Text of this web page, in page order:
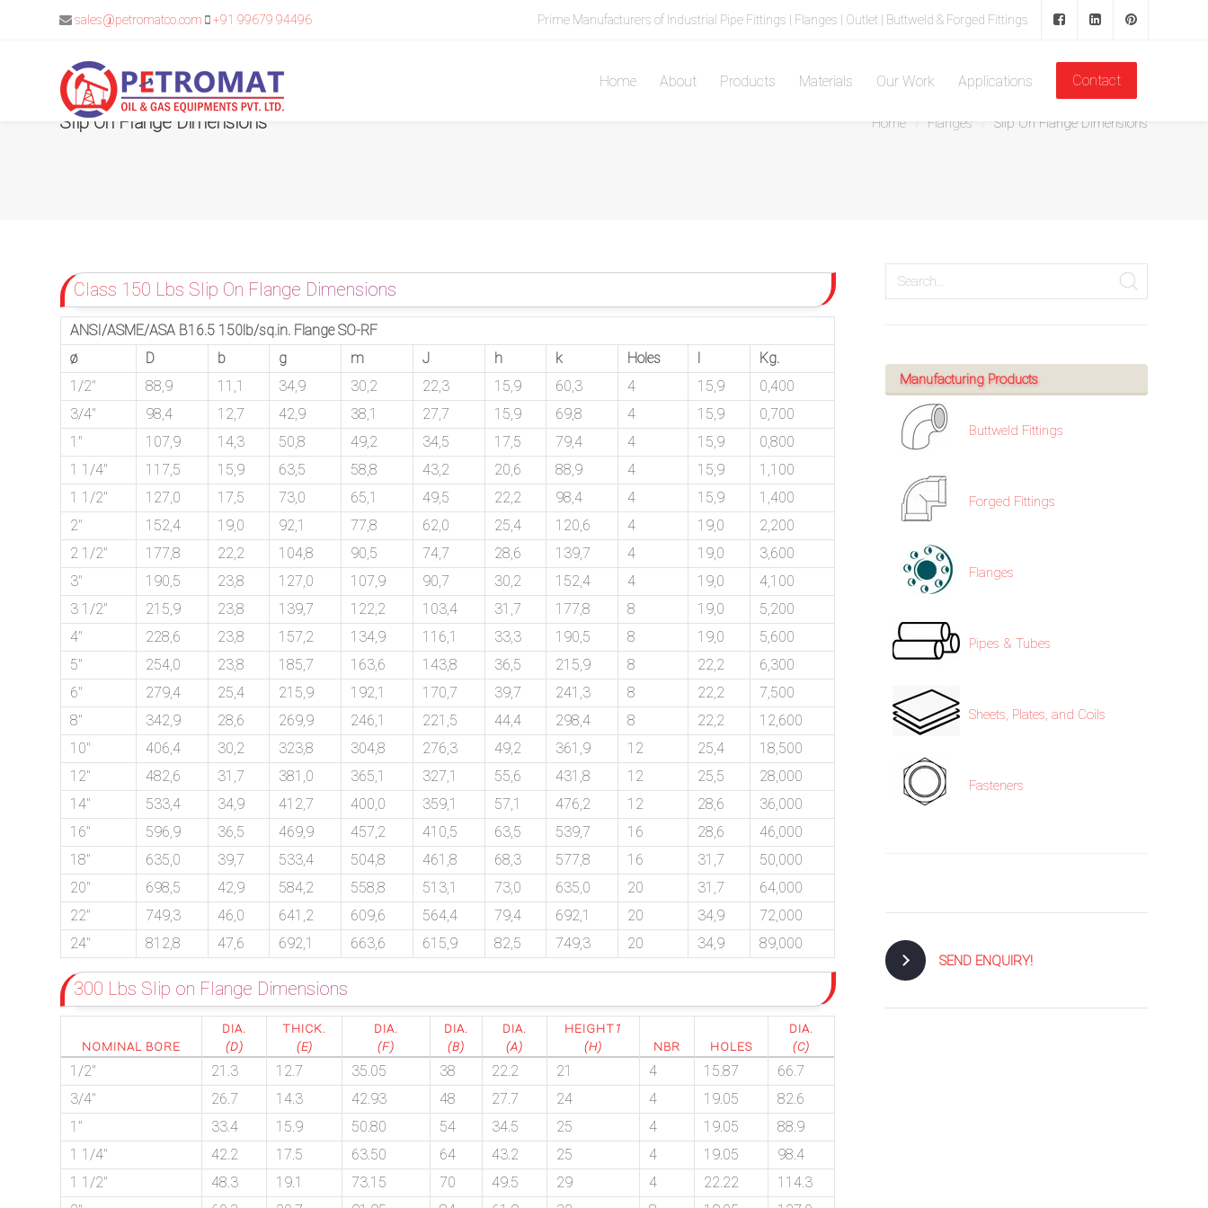
sales@petromatco.com +91 99679 94496 Prime Manufacturers of Industrial Pipe Fittings | Flanges | Outlet | Buttweld & Forged Fittings
Home About Products Materials Our Work Applications Contact
Slip On Flange Dimensions Home Flanges Slip On Flange Dimensions
Class 150 Lbs Slip On Flange Dimensions
ANSI/ASME/ASA B16.5 150lb/sq.in. Flange SO-RF
ø
D b g m J h k Holes l
Kg.
1/2″
88,9 11,1 34,9 30,2 22,3 15,9 60,3 4 15,9
0,400
3/4″
98,4 12,7 42,9 38,1 27,7 15,9 69,8 4 15,9
0,700
1″
107,9 14,3 50,8 49,2 34,5 17,5 79,4 4 15,9
0,800
1 1/4″
117,5 15,9 63,5 58,8 43,2 20,6 88,9 4 15,9
1,100
1 1/2″
127,0 17,5 73,0 65,1 49,5 22,2 98,4 4 15,9
1,400
2″
152,4 19,0 92,1 77,8 62,0 25,4 120,6 4 19,0
2,200
2 1/2″
177,8 22,2 104,8 90,5 74,7 28,6 139,7 4 19,0
3,600
3″
190,5 23,8 127,0 107,9 90,7 30,2 152,4 4 19,0
4,100
3 1/2″
215,9 23,8 139,7 122,2 103,4 31,7 177,8 8 19,0
5,200
4″
228,6 23,8 157,2 134,9 116,1 33,3 190,5 8 19,0
5,600
5″
254,0 23,8 185,7 163,6 143,8 36,5 215,9 8 22,2
6,300
6″
279,4 25,4 215,9 192,1 170,7 39,7 241,3 8 22,2
7,500
8″
342,9 28,6 269,9 246,1 221,5 44,4 298,4 8 22,2
12,600
10″
406,4 30,2 323,8 304,8 276,3 49,2 361,9 12 25,4
18,500
12″
482,6 31,7 381,0 365,1 327,1 55,6 431,8 12 25,5
28,000
14″
533,4 34,9 412,7 400,0 359,1 57,1 476,2 12 28,6
36,000
16″
596,9 36,5 469,9 457,2 410,5 63,5 539,7 16 28,6
46,000
18″
635,0 39,7 533,4 504,8 461,8 68,3 577,8 16 31,7
50,000
20″
698,5 42,9 584,2 558,8 513,1 73,0 635,0 20 31,7
64,000
22″
749,3 46,0 641,2 609,6 564,4 79,4 692,1 20 34,9
72,000
24″
812,8 47,6 692,1 663,6 615,9 82,5 749,3 20 34,9 89,000
300 Lbs Slip on Flange Dimensions
NOMINAL BORE
DIA.
(D)
THICK.
(E)
DIA.
(F)
DIA.
(B)
DIA.
(A)
HEIGHT1
(H)
NBR HOLES
DIA.
(C)
1/2″ 21.3 12.7 35.05 38 22.2 21 4 15.87
66.7
3/4″
26.7 14.3 42.93 48 27.7 24 4 19.05
82.6
1″
33.4 15.9 50.80 54 34.5 25 4 19.05
88.9
1 1/4″
42.2 17.5 63.50 64 43.2 25 4 19.05
98.4
1 1/2″
48.3 19.1 73.15 70 49.5 29 4 22.22
114.3
Manufacturing Products
Buttweld Fittings
Forged Fittings
Flanges
Pipes & Tubes
Sheets, Plates, and Coils
Fasteners
SEND ENQUIRY!
LIVE
CHAT
option
bottom
right
corner
website.
sales@petromatco.com
[Domestic
Inquiry]
exports@petromatco.com
[Export
Inquiry]
9967994496